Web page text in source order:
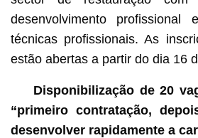
desenvolvimento
técnicas profissionais. As
estão abertas a partir do dia 16
Disponibilização de 20
“primeiro contratação,
desenvolver rapidamente a